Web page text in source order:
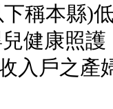
下稱本縣)
健康照
入戶之產